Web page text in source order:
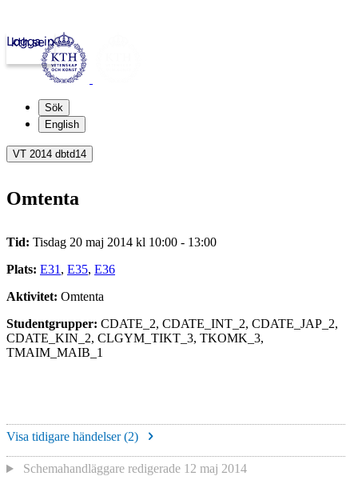
kth.se
Logga in
Sök
English
VT 2014 dbtd14
Omtenta
Tid: Tisdag 20 maj 2014 kl 10:00 - 13:00
Plats: E31 , E35, E36
Aktivitet: Omtenta
Studentgrupper: CDATE_2, CDATE_INT_2, CDATE_JAP_2,
CDATE_KIN_2, CLGYM_TIKT_3, TKOMK_3,
TMAIM_MAIB_1
Visa tidigare händelser (2)
Schemahandläggare redigerade 12 maj 2014